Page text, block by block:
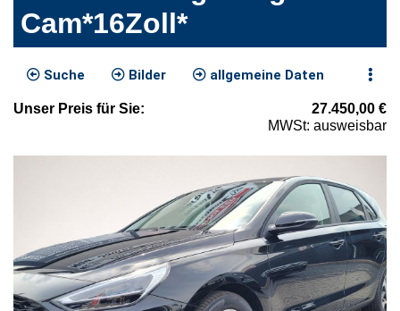
Cam*16Zoll*
Suche Bilder allgemeine Daten
Unser Preis für Sie: 27.450,00 €
MWSt: ausweisbar